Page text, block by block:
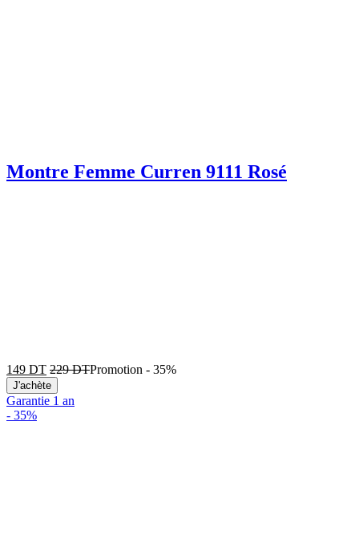
Montre Femme Curren 9111 Rosé
149 DT 229DTPromotion - 35%
J'achète
Garantie 1 an
- 35%